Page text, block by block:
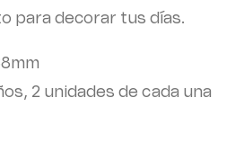
para decorar tus días.
2 unidades de cada una